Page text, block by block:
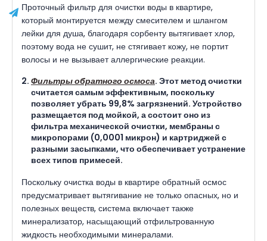
Проточный фильтр для очистки воды в квартире,
который монтируется между смесителем и шлангом
лейки для душа, благодаря сорбенту вытягивает хлор,
поэтому вода не сушит, не стягивает кожу, не портит
волосы и не вызывает аллергические реакции.
Фильтры обратного осмоса. Этот метод очистки
считается самым эффективным, поскольку
позволяет убрать 99,8% загрязнений. Устройство
размещается под мойкой, а состоит оно из
фильтра механической очистки, мембраны с
микропорами (0,0001 микрон) и картриджей с
разными засыпками, что обеспечивает устранение
всех типов примесей.
Поскольку очистка воды в квартире обратный осмос
предусматривает вытягивание не только опасных, но и
полезных веществ, система включает также
минерализатор, насыщающий отфильтрованную
жидкость необходимыми минералами.